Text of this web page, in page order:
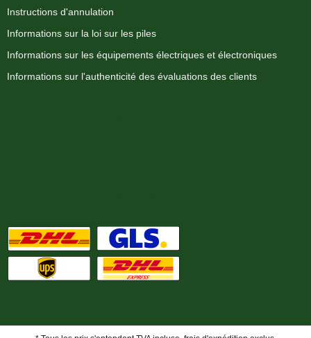
Instructions d'annulation
Informations sur la loi sur les piles
Informations sur les équipements électriques et électroniques
Informations sur l'authenticité des évaluations des clients